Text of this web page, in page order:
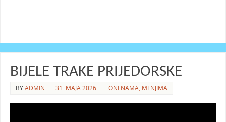
BIJELE TRAKE PRIJEDORSKE
BYADMIN 31. MAJA 2026. ONI NAMA, MI NJIMA